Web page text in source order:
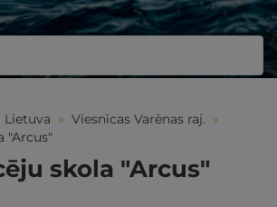
Lietuva » Viesnīcas Varēnas raj. »
"Arcus"
skola "Arcus"